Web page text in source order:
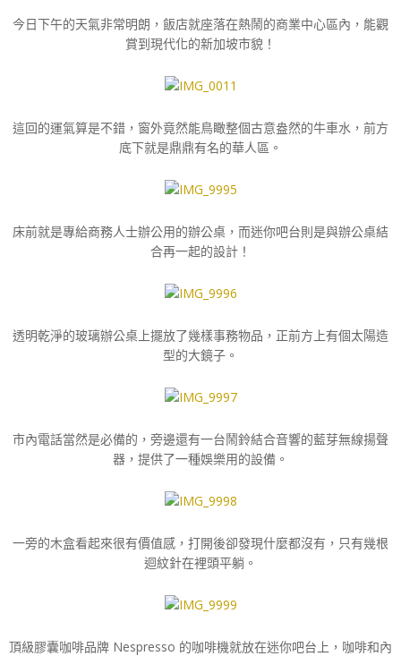
今日下午的天氣非常明朗，飯店就座落在熱鬧的商業中心區內，能觀
賞到現代化的新加坡市貌！
這回的運氣算是不錯，窗外竟然能鳥瞰整個古意盎然的牛車水，前方
底下就是鼎鼎有名的華人區。
床前就是專給商務人士辦公用的辦公桌，而迷你吧台則是與辦公桌結
合再一起的設計！
透明乾淨的玻璃辦公桌上擺放了幾樣事務物品，正前方上有個太陽造
型的大鏡子。
市內電話當然是必備的，旁邊還有一台鬧鈴結合音響的藍芽無線揚聲
器，提供了一種娛樂用的設備。
一旁的木盒看起來很有價值感，打開後卻發現什麼都沒有，只有幾根
迴紋針在裡頭平躺。
頂級膠囊咖啡品牌 Nespresso 的咖啡機就放在迷你吧台上，咖啡和內